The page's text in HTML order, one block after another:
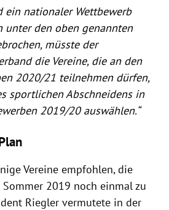
ein nationaler Wettbewerb
unter den oben genannten
müsste der
die Vereine, die an den
2020/21 teilnehmen dürfen,
sportlichen Abschneidens in
2019/20 auswählen.“
Vereine empfohlen, die
2019 noch einmal zu
Riegler vermutete in der